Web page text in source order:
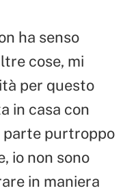
ha senso
cose, mi
per questo
in casa con
purtroppo
io non sono
in maniera